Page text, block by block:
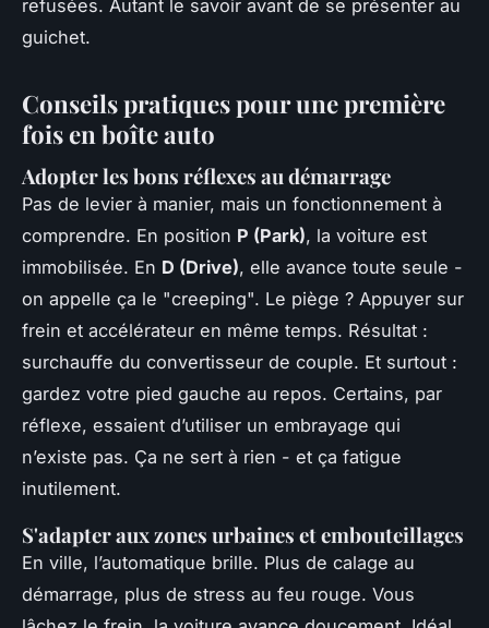
refusées. Autant le savoir avant de se présenter au
guichet.
Conseils pratiques pour une première
fois en boîte auto
Adopter les bons réflexes au démarrage
Pas de levier à manier, mais un fonctionnement à
comprendre. En position P (Park), la voiture est
immobilisée. En D (Drive), elle avance toute seule -
on appelle ça le "creeping". Le piège ? Appuyer sur
frein et accélérateur en même temps. Résultat :
surchauffe du convertisseur de couple. Et surtout :
gardez votre pied gauche au repos. Certains, par
réflexe, essaient d’utiliser un embrayage qui
n’existe pas. Ça ne sert à rien - et ça fatigue
inutilement.
S'adapter aux zones urbaines et embouteillages
En ville, l’automatique brille. Plus de calage au
démarrage, plus de stress au feu rouge. Vous